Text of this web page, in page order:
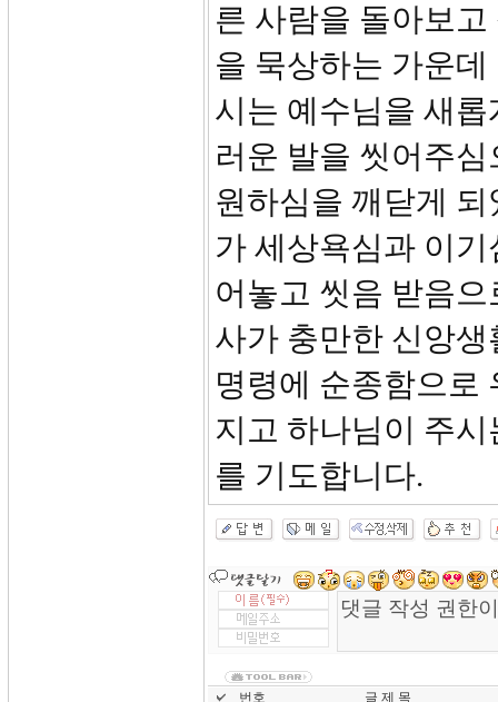
른 사람을 돌아보
을 묵상하는 가운
시는 예수님을 새
러운 발을 씻어주
원하심을 깨닫게
가 세상욕심과 이
어놓고 씻음 받음
사가 충만한 신앙
명령에 순종함으로
지고 하나님이 주
를 기도합니다.
번호 글 제 목